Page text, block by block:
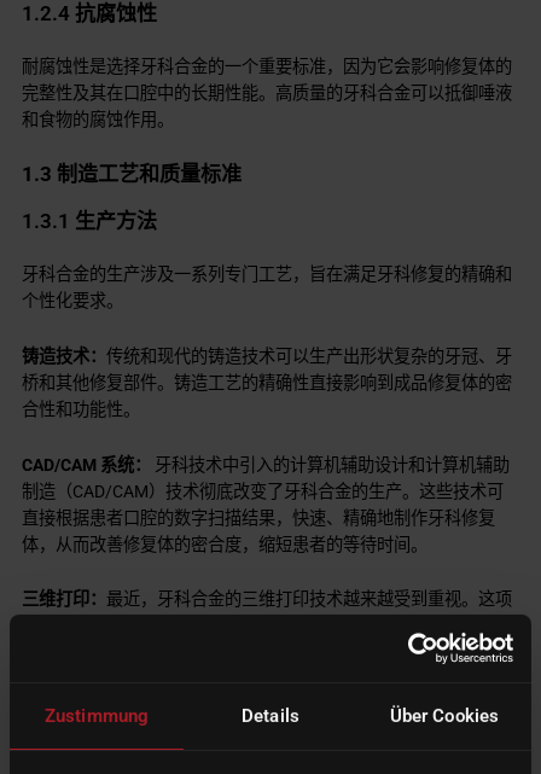
Zustimmung Details Über Cookies
1.2.4 抗腐蚀性
耐腐蚀性是选择牙科合金的一个重要标准，因为它会影响修复体的
完整性及其在口腔中的长期性能。高质量的牙科合金可以抵御唾液
和食物的腐蚀作用。
1.3 制造工艺和质量标准
1.3.1 生产方法
牙科合金的生产涉及一系列专门工艺，旨在满足牙科修复的精确和
个性化要求。
铸造技术：传统和现代的铸造技术可以生产出形状复杂的牙冠、牙
桥和其他修复部件。铸造工艺的精确性直接影响到成品修复体的密
合性和功能性。
CAD/CAM 系统：
牙科技术中引入的计算机辅助设计和计算机辅助
制造（CAD/CAM）技术彻底改变了牙科合金的生产。这些技术可
直接根据患者口腔的数字扫描结果，快速、精确地制作牙科修复
体，从而改善修复体的密合度，缩短患者的等待时间。
三维打印： 最近，牙科合金的三维打印技术越来越受到重视。这项
1.3.2 质量控制